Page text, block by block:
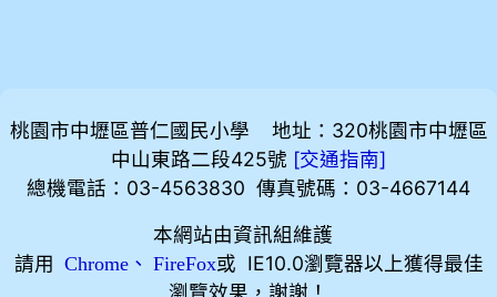
桃園市中壢區普仁國民小學 地址：320桃園市中壢區
中山東路二段425號 [交通指南]
總機電話：03-4563830 傳真號碼：03-4667144
本網站由資訊組維護
請用
Chrome、 FireFox或 IE10.0瀏覽器以上獲得最佳
瀏覽效果，謝謝！